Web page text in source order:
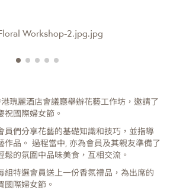
瑰麗酒店會議廳舉辦花藝工作坊，邀請了
國際婦女節。
員們分享花藝的基礎知識和技巧，並指導
作品。 過程當中, 亦為會員及其親友準備了
的氛圍中品味美食，互相交流。
組特選會員送上一份香氛禮品，為出席的
國際婦女節。